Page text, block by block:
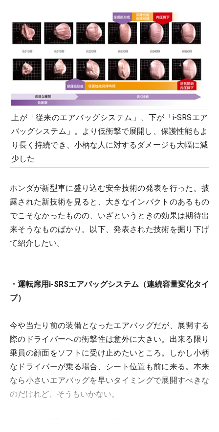
上が「従来のエアバッグシステム」、下が「i-SRSエア
バッグシステム」。より低衝撃で展開し、保護性能もよ
り長く持続でき、小柄な人に対するダメージも大幅に減
少した
ホンダが新型車に盛り込む安全技術の発表を行った。披
露された新技術を見ると、大きなインパクトのあるもの
でこそなかったものの、いざというときの効果は期待出
来そうなものばかり。以下、発表された技術を掘り下げ
て紹介したい。
・運転席用i-SRSエアバッグシステム（連続容量変化タイ
プ）
今や当たり前の装備となったエアバッグだが、展開する
際のドライバーへの衝撃性は意外に大きい。出来る限り
乗員の顔面をソフトに受け止めたいところ。しかし小柄
なドライバーが乗る場合、シート位置も前に来る。本来
なら小さいエアバッグを早いタイミングで展開すべきな
のだけれど、そうもいかない。